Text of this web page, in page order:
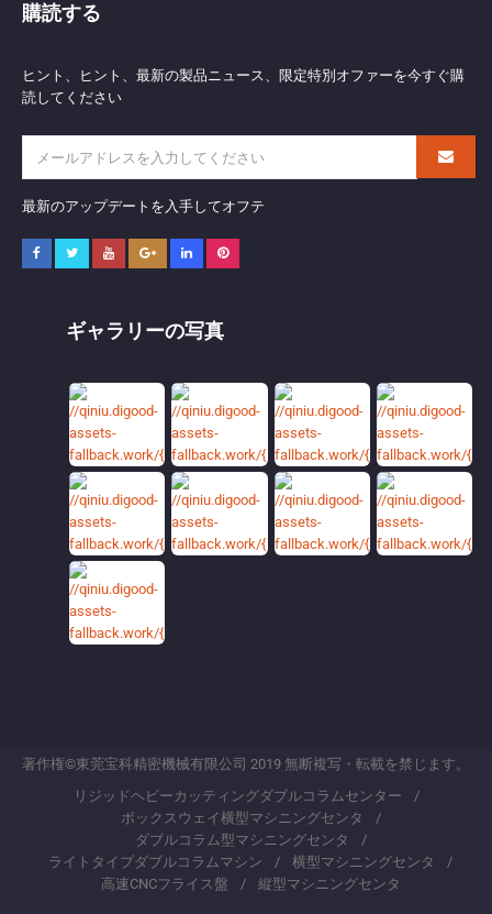
購読する
ヒント、ヒント、最新の製品ニュース、限定特別オファーを今すぐ購
読してください
最新のアップデートを入手してオフテ
ギャラリーの写真
著作権©東莞宝科精密機械有限公司 2019 無断複写・転載を禁じます。
リジッドヘビーカッティングダブルコラムセンター
ボックスウェイ横型マシニングセンタ
ダブルコラム型マシニングセンタ
ライトタイプダブルコラムマシン
横型マシニングセンタ
高速CNCフライス盤
縦型マシニングセンタ